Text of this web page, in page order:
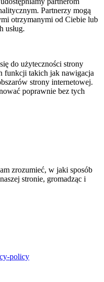
Partnerzy mogą
otrzymanymi od Ciebie lub
usług.
do użyteczności strony
funkcji takich jak nawigacja
strony internetowej.
poprawnie bez tych
zrozumieć, w jaki sposób
stronie, gromadząc i
policy